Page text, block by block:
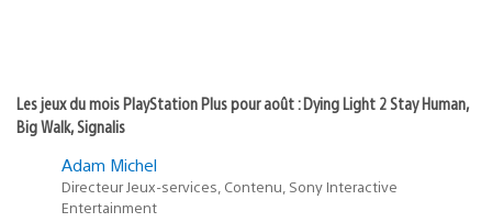
Les jeux du mois PlayStation Plus pour août : Dying Light 2 Stay Human,
Big Walk, Signalis
Adam Michel
Directeur Jeux-services, Contenu, Sony Interactive
Entertainment